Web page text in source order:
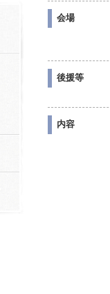
会場
後援等
内容